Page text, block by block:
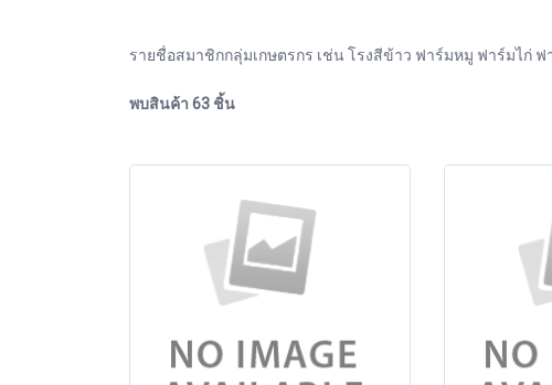
รายชื่อสมาชิกกลุ่มเกษตรกร เช่น โรงสีข้าว ฟาร์มหมู ฟาร์มไก่
พบสินค้า 63 ชิ้น